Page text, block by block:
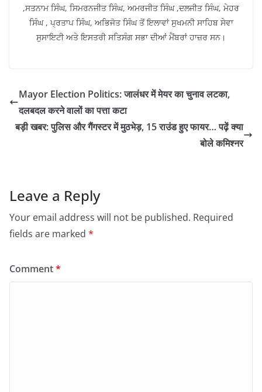
,ਸਤਨਾਮ ਸਿੰਘ, ਸਿਮਰਨਜੀਤ ਸਿੰਘ, ਅਮਰਜੀਤ ਸਿੰਘ ,ਦਲਜੀਤ ਸਿੰਘ, ਮੇਹਰ
ਸਿੰਘ , ਪ੍ਰਤਾਪ ਸਿੰਘ, ਅਭਿਜੋਤ ਸਿੰਘ ਤੋਂ ਇਲਾਵਾਂ ਸੁਖਮਨੀ ਸਾਹਿਬ ਸੇਵਾ
ਸੁਸਾਇਟੀ ਅਤੇ ਇਸਤਰੀ ਸਤਿਸੰਗ ਸਭਾ ਦੀਆਂ ਮੈਂਬਰਾਂ ਹਾਜ਼ਰ ਸਨ।
Mayor Election Politics: जालंधर में मेयर का चुनाव लटका,
दलबदल करने वालों का पत्ता कटा
बड़ी खबर: पुलिस और गैंगस्टर में मुठभेड़, 15 राउंड हुए फायर… पढ़ें क्या
बोले कमिश्नर
Leave a Reply
Your email address will not be published. Required
fields are marked *
Comment*